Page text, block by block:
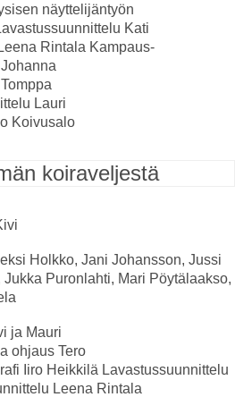
näyttelijäntyön
Kati
Leena Rintala Kampaus-
Johanna
Tomppa
Lauri
Koivusalo
koiraveljestä
Holkko, Jani Johansson, Jussi
Puronlahti, Mari Pöytälaakso,
ja Mauri
ohjaus Tero
Iiro Heikkilä Lavastussuunnittelu
Leena Rintala